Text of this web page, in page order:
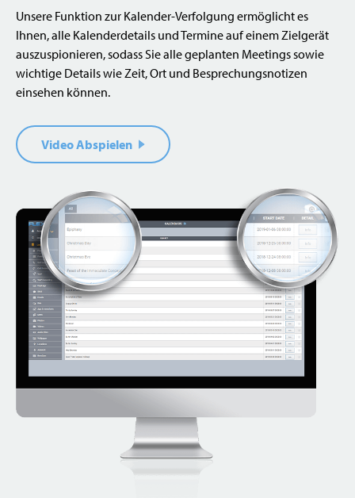
Unsere Funktion zur Kalender-Verfolgung ermöglicht es
Ihnen, alle Kalenderdetails und Termine auf einem Zielgerät
auszuspionieren, sodass Sie alle geplanten Meetings sowie
wichtige Details wie Zeit, Ort und Besprechungsnotizen
einsehen können.
Video Abspielen